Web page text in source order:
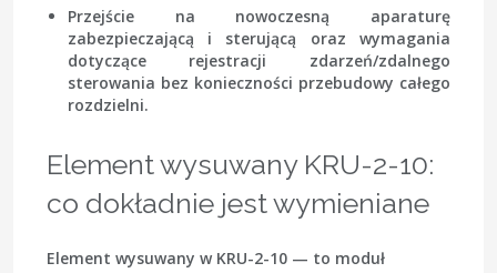
Przejście na nowoczesną aparaturę
zabezpieczającą i sterującą oraz wymagania
dotyczące rejestracji zdarzeń/zdalnego
sterowania bez konieczności przebudowy całego
rozdzielni.
Element wysuwany KRU-2-10:
co dokładnie jest wymieniane
Element wysuwany w KRU-2-10 — to moduł